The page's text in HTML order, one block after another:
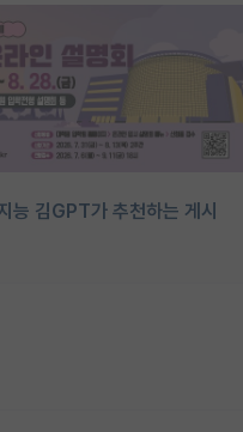
능 김GPT가 추천하는 게시